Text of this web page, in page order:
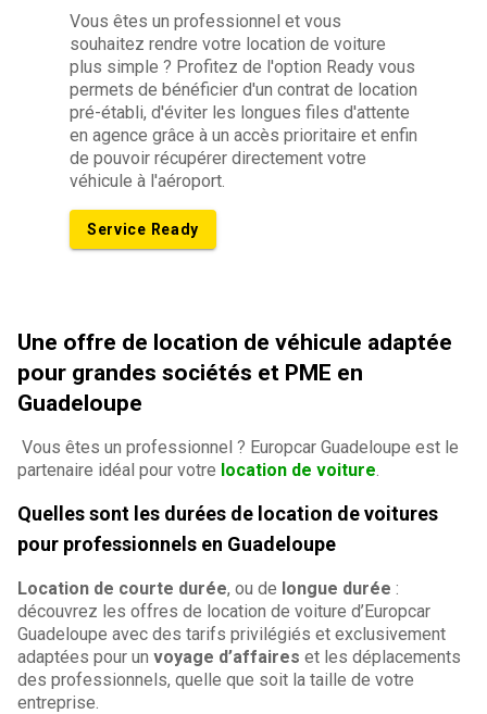
Vous êtes un professionnel et vous
souhaitez rendre votre location de voiture
plus simple ? Profitez de l'option Ready vous
permets de bénéficier d'un contrat de location
pré-établi, d'éviter les longues files d'attente
en agence grâce à un accès prioritaire et enfin
de pouvoir récupérer directement votre
véhicule à l'aéroport.
Service Ready
Une offre de location de véhicule adaptée
pour grandes sociétés et PME en
Guadeloupe
Vous êtes un professionnel ? Europcar Guadeloupe est le
partenaire idéal pour votre location de voiture.
Quelles sont les durées de location de voitures
pour professionnels en Guadeloupe
Location de courte durée, ou de longue durée :
découvrez les offres de location de voiture d’Europcar
Guadeloupe avec des tarifs privilégiés et exclusivement
adaptées pour un voyage d’affaires et les déplacements
des professionnels, quelle que soit la taille de votre
entreprise.